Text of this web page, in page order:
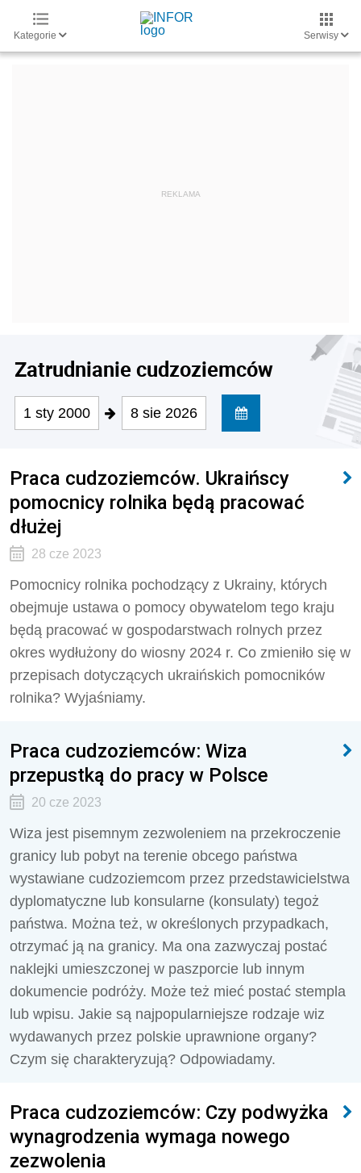
Kategorie Serwisy
Zatrudnianie cudzoziemców
1 sty 2000 8 sie 2026
Praca cudzoziemców. Ukraińscy
pomocnicy rolnika będą pracować
dłużej
28 cze 2023
Pomocnicy rolnika pochodzący z Ukrainy, których
obejmuje ustawa o pomocy obywatelom tego kraju
będą pracować w gospodarstwach rolnych przez
okres wydłużony do wiosny 2024 r. Co zmieniło się w
przepisach dotyczących ukraińskich pomocników
rolnika? Wyjaśniamy.
Praca cudzoziemców: Wiza
przepustką do pracy w Polsce
20 cze 2023
Wiza jest pisemnym zezwoleniem na przekroczenie
granicy lub pobyt na terenie obcego państwa
wystawiane cudzoziemcom przez przedstawicielstwa
dyplomatyczne lub konsularne (konsulaty) tegoż
państwa. Można też, w określonych przypadkach,
otrzymać ją na granicy. Ma ona zazwyczaj postać
naklejki umieszczonej w paszporcie lub innym
dokumencie podróży. Może też mieć postać stempla
lub wpisu. Jakie są najpopularniejsze rodzaje wiz
wydawanych przez polskie uprawnione organy?
Czym się charakteryzują? Odpowiadamy.
Praca cudzoziemców: Czy podwyżka
wynagrodzenia wymaga nowego
zezwolenia